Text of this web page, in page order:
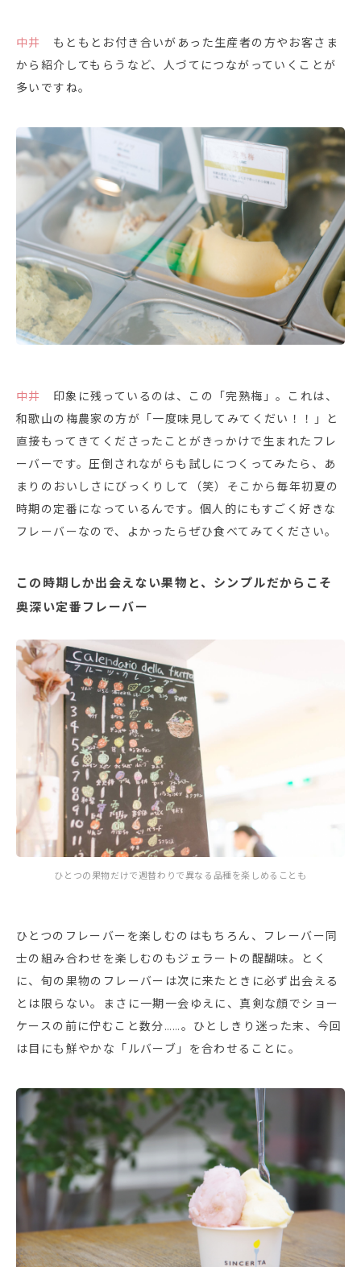
中井
もともとお付き合いがあった生産者の方やお客さま
から紹介してもらうなど、人づてにつながっていくことが
多いですね。
中井
印象に残っているのは、この「完熟梅」。これは、
和歌山の梅農家の方が「一度味見してみてくだい！！」と
直接もってきてくださったことがきっかけで生まれたフレ
ーバーです。圧倒されながらも試しにつくってみたら、あ
まりのおいしさにびっくりして（笑）そこから毎年初夏の
時期の定番になっているんです。個人的にもすごく好きな
フレーバーなので、よかったらぜひ食べてみてください。
この時期しか出会えない果物と、シンプルだからこそ
奥深い定番フレーバー
ひとつの果物だけで週替わりで異なる品種を楽しめることも
ひとつのフレーバーを楽しむのはもちろん、フレーバー同
士の組み合わせを楽しむのもジェラートの醍醐味。とく
に、旬の果物のフレーバーは次に来たときに必ず出会える
とは限らない。まさに一期一会ゆえに、真剣な顔でショー
ケースの前に佇むこと数分……。ひとしきり迷った末、今回
は目にも鮮やかな「ルバーブ」を合わせることに。